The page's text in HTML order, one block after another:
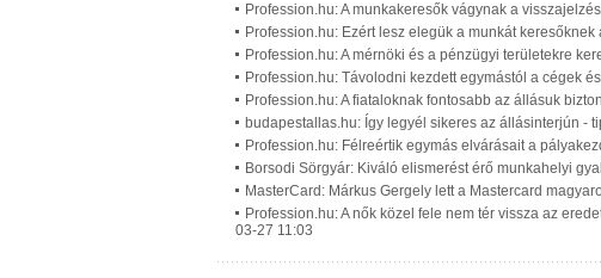
Profession.hu: A munkakeresők vágynak a
Profession.hu: Ezért lesz elegük a munkát
Profession.hu: A mérnöki és a pénzügyi területekre
Profession.hu: Távolodni kezdett egymástól a cégek
Profession.hu: A fiataloknak fontosabb az állásuk
budapestallas.hu: Így legyél sikeres az állásinterjún -
Profession.hu: Félreértik egymás elvárásait a
Borsodi Sörgyár: Kiváló elismerést érő munkahelyi
MasterCard: Márkus Gergely lett a Mastercard
Profession.hu: A nők közel fele nem tér vissza az
03-27 11:03